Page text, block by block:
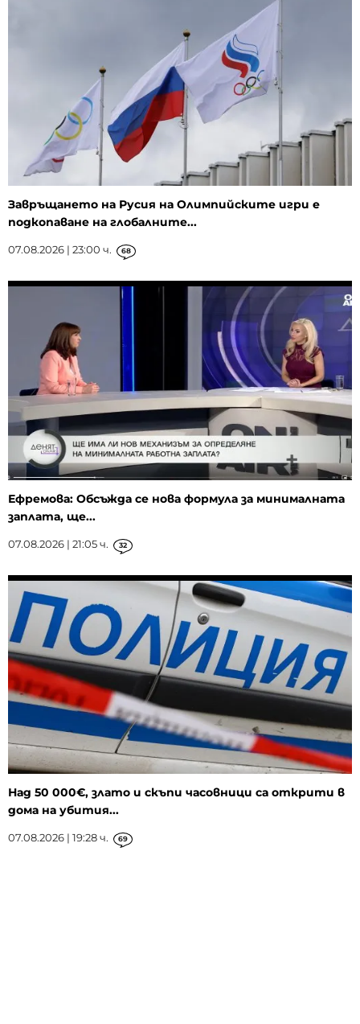
Завръщането на Русия на Олимпийските игри е
подкопаване на глобалните...
07.08.2026 | 23:00 ч. 68
Ефремова: Обсъжда се нова формула за минималната
заплата, ще...
07.08.2026 | 21:05 ч. 32
Над 50 000€, злато и скъпи часовници са открити в
дома на убития...
07.08.2026 | 19:28 ч. 69